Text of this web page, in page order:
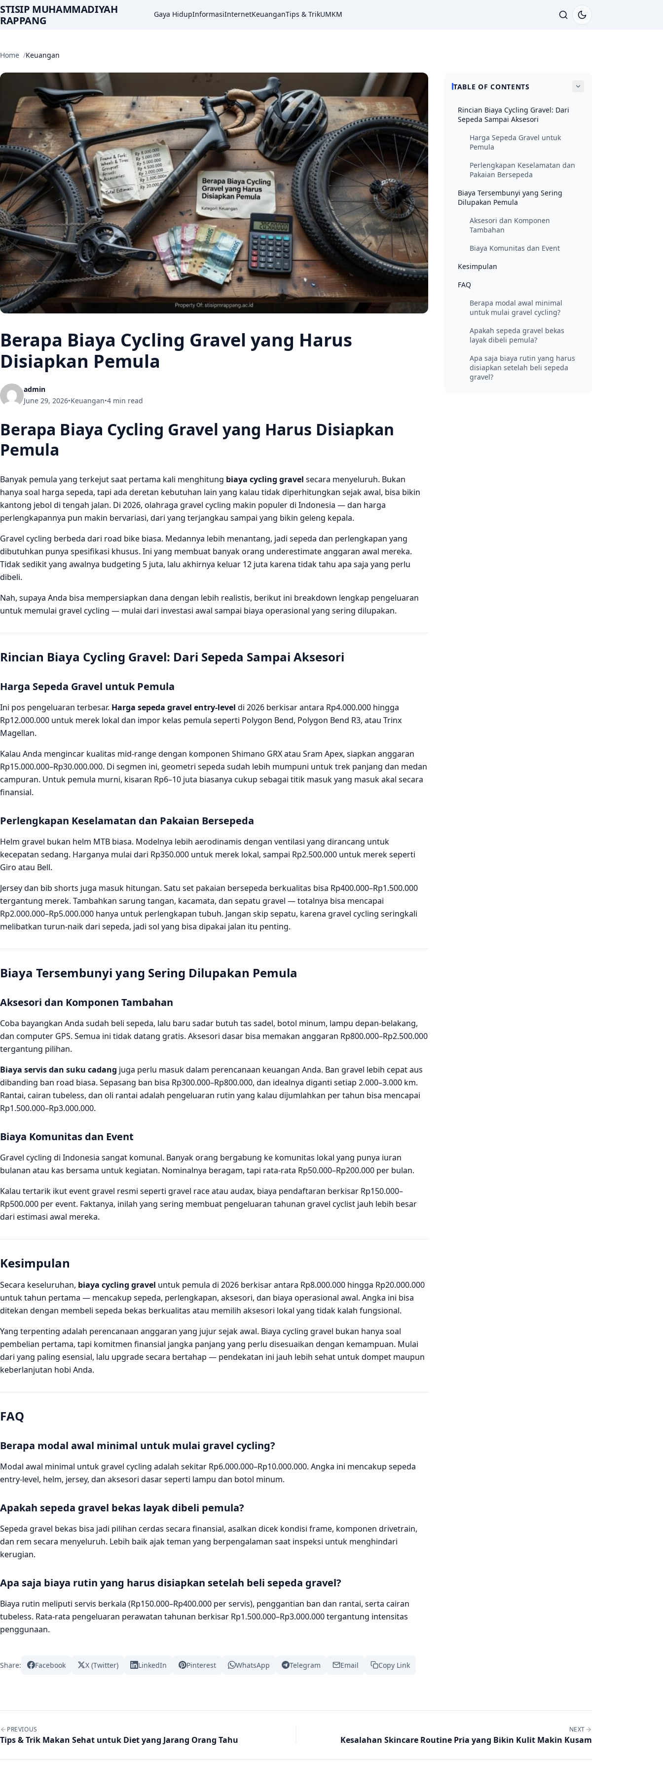
STISIP MUHAMMADIYAH
RAPPANG
Gaya HidupInformasiInternetKeuanganTips & TrikUMKM
Home Keuangan
Berapa Biaya Cycling Gravel yang Harus
Disiapkan Pemula
admin
June 29, 2026•Keuangan•4 min read
Berapa Biaya Cycling Gravel yang Harus Disiapkan
Pemula
Banyak pemula yang terkejut saat pertama kali menghitung biaya cycling gravel secara menyeluruh. Bukan
hanya soal harga sepeda, tapi ada deretan kebutuhan lain yang kalau tidak diperhitungkan sejak awal, bisa bikin
kantong jebol di tengah jalan. Di 2026, olahraga gravel cycling makin populer di Indonesia — dan harga
perlengkapannya pun makin bervariasi, dari yang terjangkau sampai yang bikin geleng kepala.
Gravel cycling berbeda dari road bike biasa. Medannya lebih menantang, jadi sepeda dan perlengkapan yang
dibutuhkan punya spesifikasi khusus. Ini yang membuat banyak orang underestimate anggaran awal mereka.
Tidak sedikit yang awalnya budgeting 5 juta, lalu akhirnya keluar 12 juta karena tidak tahu apa saja yang perlu
dibeli.
Nah, supaya Anda bisa mempersiapkan dana dengan lebih realistis, berikut ini breakdown lengkap pengeluaran
untuk memulai gravel cycling — mulai dari investasi awal sampai biaya operasional yang sering dilupakan.
Rincian Biaya Cycling Gravel: Dari Sepeda Sampai Aksesori
Harga Sepeda Gravel untuk Pemula
Ini pos pengeluaran terbesar. Harga sepeda gravel entry-level di 2026 berkisar antara Rp4.000.000 hingga
Rp12.000.000 untuk merek lokal dan impor kelas pemula seperti Polygon Bend, Polygon Bend R3, atau Trinx
Magellan.
Kalau Anda mengincar kualitas mid-range dengan komponen Shimano GRX atau Sram Apex, siapkan anggaran
Rp15.000.000–Rp30.000.000. Di segmen ini, geometri sepeda sudah lebih mumpuni untuk trek panjang dan medan
campuran. Untuk pemula murni, kisaran Rp6–10 juta biasanya cukup sebagai titik masuk yang masuk akal secara
finansial.
Perlengkapan Keselamatan dan Pakaian Bersepeda
Helm gravel bukan helm MTB biasa. Modelnya lebih aerodinamis dengan ventilasi yang dirancang untuk
kecepatan sedang. Harganya mulai dari Rp350.000 untuk merek lokal, sampai Rp2.500.000 untuk merek seperti
Giro atau Bell.
Jersey dan bib shorts juga masuk hitungan. Satu set pakaian bersepeda berkualitas bisa Rp400.000–Rp1.500.000
tergantung merek. Tambahkan sarung tangan, kacamata, dan sepatu gravel — totalnya bisa mencapai
Rp2.000.000–Rp5.000.000 hanya untuk perlengkapan tubuh. Jangan skip sepatu, karena gravel cycling seringkali
melibatkan turun-naik dari sepeda, jadi sol yang bisa dipakai jalan itu penting.
Biaya Tersembunyi yang Sering Dilupakan Pemula
Aksesori dan Komponen Tambahan
Coba bayangkan Anda sudah beli sepeda, lalu baru sadar butuh tas sadel, botol minum, lampu depan-belakang,
dan computer GPS. Semua ini tidak datang gratis. Aksesori dasar bisa memakan anggaran Rp800.000–Rp2.500.000
tergantung pilihan.
Biaya servis dan suku cadang juga perlu masuk dalam perencanaan keuangan Anda. Ban gravel lebih cepat aus
dibanding ban road biasa. Sepasang ban bisa Rp300.000–Rp800.000, dan idealnya diganti setiap 2.000–3.000 km.
Rantai, cairan tubeless, dan oli rantai adalah pengeluaran rutin yang kalau dijumlahkan per tahun bisa mencapai
Rp1.500.000–Rp3.000.000.
Biaya Komunitas dan Event
Gravel cycling di Indonesia sangat komunal. Banyak orang bergabung ke komunitas lokal yang punya iuran
bulanan atau kas bersama untuk kegiatan. Nominalnya beragam, tapi rata-rata Rp50.000–Rp200.000 per bulan.
Kalau tertarik ikut event gravel resmi seperti gravel race atau audax, biaya pendaftaran berkisar Rp150.000–
Rp500.000 per event. Faktanya, inilah yang sering membuat pengeluaran tahunan gravel cyclist jauh lebih besar
dari estimasi awal mereka.
Kesimpulan
Secara keseluruhan, biaya cycling gravel untuk pemula di 2026 berkisar antara Rp8.000.000 hingga Rp20.000.000
untuk tahun pertama — mencakup sepeda, perlengkapan, aksesori, dan biaya operasional awal. Angka ini bisa
ditekan dengan membeli sepeda bekas berkualitas atau memilih aksesori lokal yang tidak kalah fungsional.
Yang terpenting adalah perencanaan anggaran yang jujur sejak awal. Biaya cycling gravel bukan hanya soal
pembelian pertama, tapi komitmen finansial jangka panjang yang perlu disesuaikan dengan kemampuan. Mulai
dari yang paling esensial, lalu upgrade secara bertahap — pendekatan ini jauh lebih sehat untuk dompet maupun
keberlanjutan hobi Anda.
FAQ
Berapa modal awal minimal untuk mulai gravel cycling?
Modal awal minimal untuk gravel cycling adalah sekitar Rp6.000.000–Rp10.000.000. Angka ini mencakup sepeda
entry-level, helm, jersey, dan aksesori dasar seperti lampu dan botol minum.
Apakah sepeda gravel bekas layak dibeli pemula?
Sepeda gravel bekas bisa jadi pilihan cerdas secara finansial, asalkan dicek kondisi frame, komponen drivetrain,
dan rem secara menyeluruh. Lebih baik ajak teman yang berpengalaman saat inspeksi untuk menghindari
kerugian.
Apa saja biaya rutin yang harus disiapkan setelah beli sepeda gravel?
Biaya rutin meliputi servis berkala (Rp150.000–Rp400.000 per servis), penggantian ban dan rantai, serta cairan
tubeless. Rata-rata pengeluaran perawatan tahunan berkisar Rp1.500.000–Rp3.000.000 tergantung intensitas
penggunaan.
Share: Facebook X (Twitter) LinkedIn Pinterest WhatsApp Telegram Email Copy Link
TABLE OF CONTENTS
Rincian Biaya Cycling Gravel: Dari
Sepeda Sampai Aksesori
Harga Sepeda Gravel untuk
Pemula
Perlengkapan Keselamatan dan
Pakaian Bersepeda
Biaya Tersembunyi yang Sering
Dilupakan Pemula
Aksesori dan Komponen
Tambahan
Biaya Komunitas dan Event
Kesimpulan
FAQ
Berapa modal awal minimal
untuk mulai gravel cycling?
Apakah sepeda gravel bekas
layak dibeli pemula?
Apa saja biaya rutin yang harus
disiapkan setelah beli sepeda
gravel?
Post navigation
PREVIOUS
Tips & Trik Makan Sehat untuk Diet yang Jarang Orang Tahu
NEXT
Kesalahan Skincare Routine Pria yang Bikin Kulit Makin Kusam